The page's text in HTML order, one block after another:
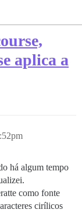
aplica a
há algum tempo
como fonte
cirílicos